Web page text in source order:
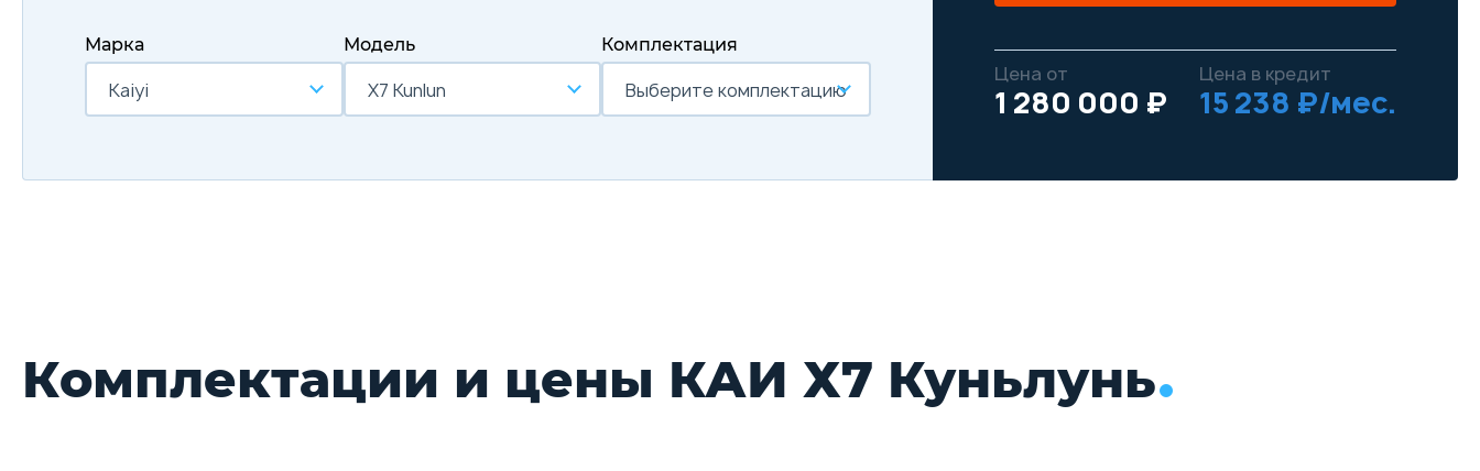
Марка
Kaiyi
Модель
X7 Kunlun
Комплектация
Выберите комплектацию
Цена от
1 280 000 ₽
Цена в кредит
15 238 ₽/мес.
Комплектации и цены КАИ Х7 Куньлунь